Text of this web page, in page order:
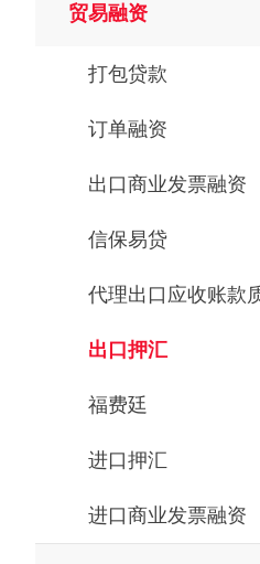
贸易融资
打包贷款
订单融资
出口商业发票融资
信保易贷
代理出口应收账款
出口押汇
福费廷
进口押汇
进口商业发票融资